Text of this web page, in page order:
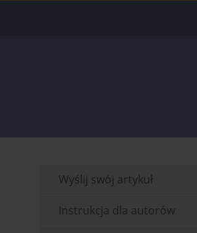
Wyślij swój artykuł
Instrukcja dla autorów